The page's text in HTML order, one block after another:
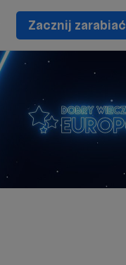
Zacznij zarabiać